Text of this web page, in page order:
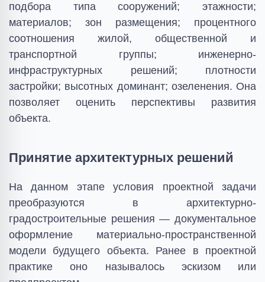
подбора типа сооружений; этажности;
материалов; зон размещения; процентного
соотношения жилой, общественной и
транспортной группы; инженерно-
инфраструктурных решений; плотности
застройки; высотных доминант; озеленения. Она
позволяет оценить перспективы развития
объекта.
Принятие архитектурных решений
На данном этапе условия проектной задачи
преобразуются в архитектурно-
градостроительные решения — документальное
оформление материально-пространственной
модели будущего объекта. Ранее в проектной
практике оно называлось эскизом или